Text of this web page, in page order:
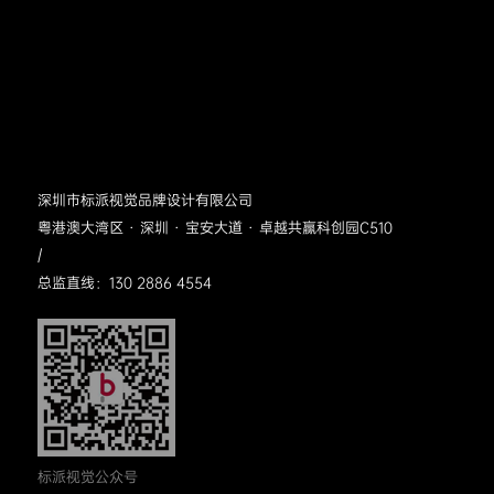
深圳市标派视觉品牌设计有限公司
粤港澳大湾区 · 深圳 · 宝安大道 · 卓越共赢科创园C510
/
总监直线：130 2886 4554
标派视觉公众号